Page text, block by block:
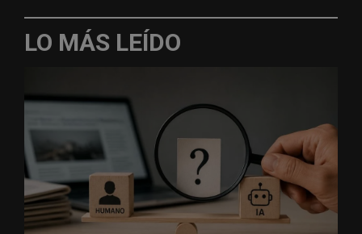
LO MÁS LEÍDO